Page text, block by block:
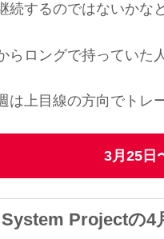
続するのではないかな
らロングで持っていた
は上目線の方向でトレ
3月25日
Projectの4